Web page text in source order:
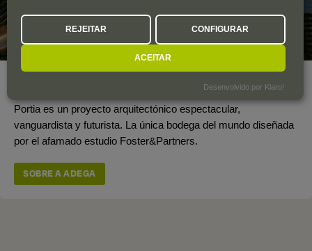
Portia es un proyecto arquitectónico espectacular,
vanguardista y futurista. La única bodega del mundo diseñada
por el afamado estudio Foster&Partners.
SOBRE A ADEGA
REJEITAR CONFIGURAR
ACEITAR
Desenvolvido por Klaro!